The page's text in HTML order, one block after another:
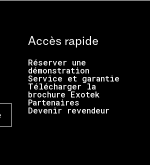
Accès rapide
Réserver une
démonstration
Service et garantie
Télécharger la
brochure Exotek
Partenaires
Devenir revendeur